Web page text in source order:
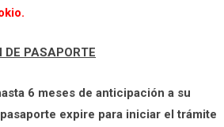
DE PASAPORTE
6 meses de anticipación a su
expire para iniciar el trámite